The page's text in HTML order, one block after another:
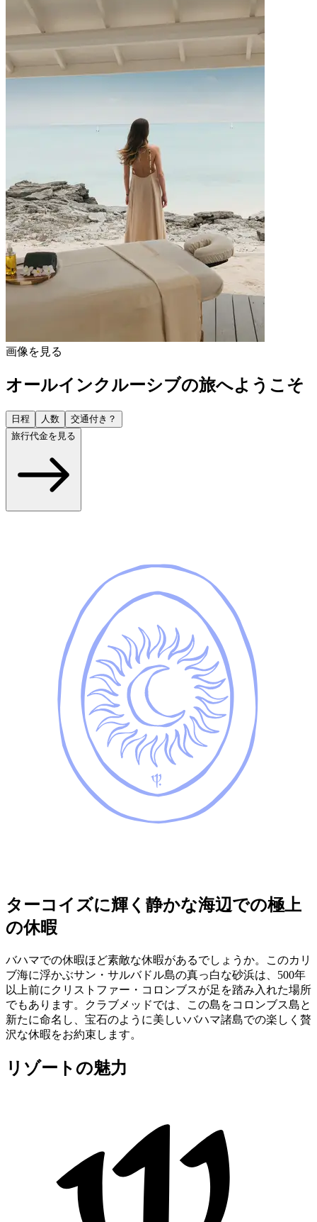
画像を見る
オールインクルーシブの旅へようこそ
日程 人数
交通付き？
旅行代金を見る
ターコイズに輝く静かな海辺での極上
の休暇
バハマでの休暇ほど素敵な休暇があるでしょうか。このカリ
ブ海に浮かぶサン・サルバドル島の真っ白な砂浜は、500年
以上前にクリストファー・コロンブスが足を踏み入れた場所
でもあります。クラブメッドでは、この島をコロンブス島と
新たに命名し、宝石のように美しいバハマ諸島での楽しく贅
沢な休暇をお約束します。
リゾートの魅力